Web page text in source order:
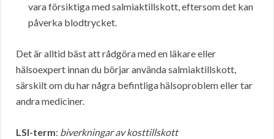
vara försiktiga med salmiaktillskott, eftersom det kan
påverka blodtrycket.
Det är alltid bäst att rådgöra med en läkare eller
hälsoexpert innan du börjar använda salmiaktillskott,
särskilt om du har några befintliga hälsoproblem eller tar
andra mediciner.
LSI-term: biverkningar av kosttillskott